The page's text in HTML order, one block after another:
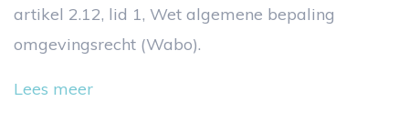
artikel 2.12, lid 1, Wet algemene bepaling
omgevingsrecht (Wabo).
Lees meer